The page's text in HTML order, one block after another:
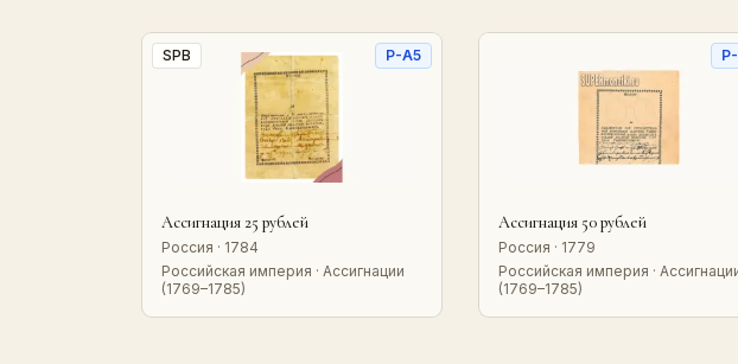
SPB P-A5
Ассигнация 25 рублей
Россия · 1784
Российская империя · Ассигнации
(1769–1785)
Ассигнация 50 рублей
Россия · 1779
Российская империя ·
(1769–1785)